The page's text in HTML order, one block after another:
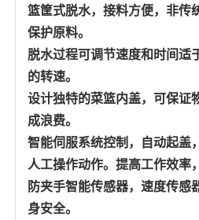
篮筐式脱水，接料方便，非传
保护原料。
脱水过程可调节速度和时间适
的转速。
设计独特的菜篮内盖，可保证
成浪费。
智能伺服系统控制，自动起盖
人工操作动作。提高工作效率
防夹手智能传感器，速度传感
身安全。